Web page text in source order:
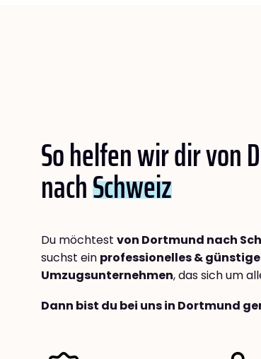
So helfen wir dir von
nachSchweiz
Du möchtest von Dortmund nach
suchst ein professionelles &
Umzugsunternehmen, das sich um
Dann bist du bei uns in Dortmund